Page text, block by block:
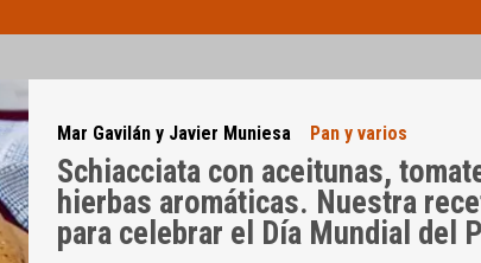
Mar Gavilán y Javier Muniesa Pan y varios
Schiacciata con aceitunas,
hierbas aromáticas. Nuestra
para celebrar el Día Mundial del